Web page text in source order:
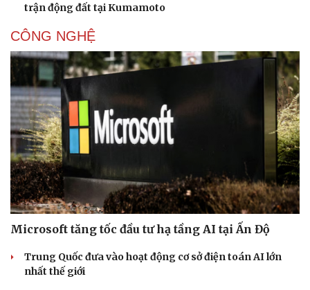
trận động đất tại Kumamoto
CÔNG NGHỆ
Microsoft tăng tốc đầu tư hạ tầng AI tại Ấn Độ
Trung Quốc đưa vào hoạt động cơ sở điện toán AI lớn
nhất thế giới